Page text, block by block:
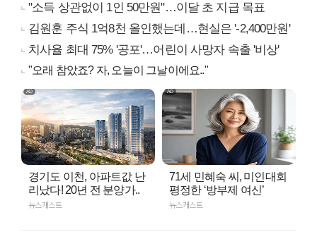
"소득 상관없이 1인 50만원"…이달 초 지급 목표
김원훈 주식 1억8천 올인했는데…현실은 '-2,400만원'
치사율 최대 75% '공포'…어린이 사망자 속출 '비상'
"오래 참았죠? 자, 오늘이 그날이에요.."
경기도 이천, 아파트값 난
리났다! 20년 전 분양가..
뉴스캐스트
71세 민혜숙 씨, 미인대회
평정한 ‘방부제 여신’
뉴스캐스트